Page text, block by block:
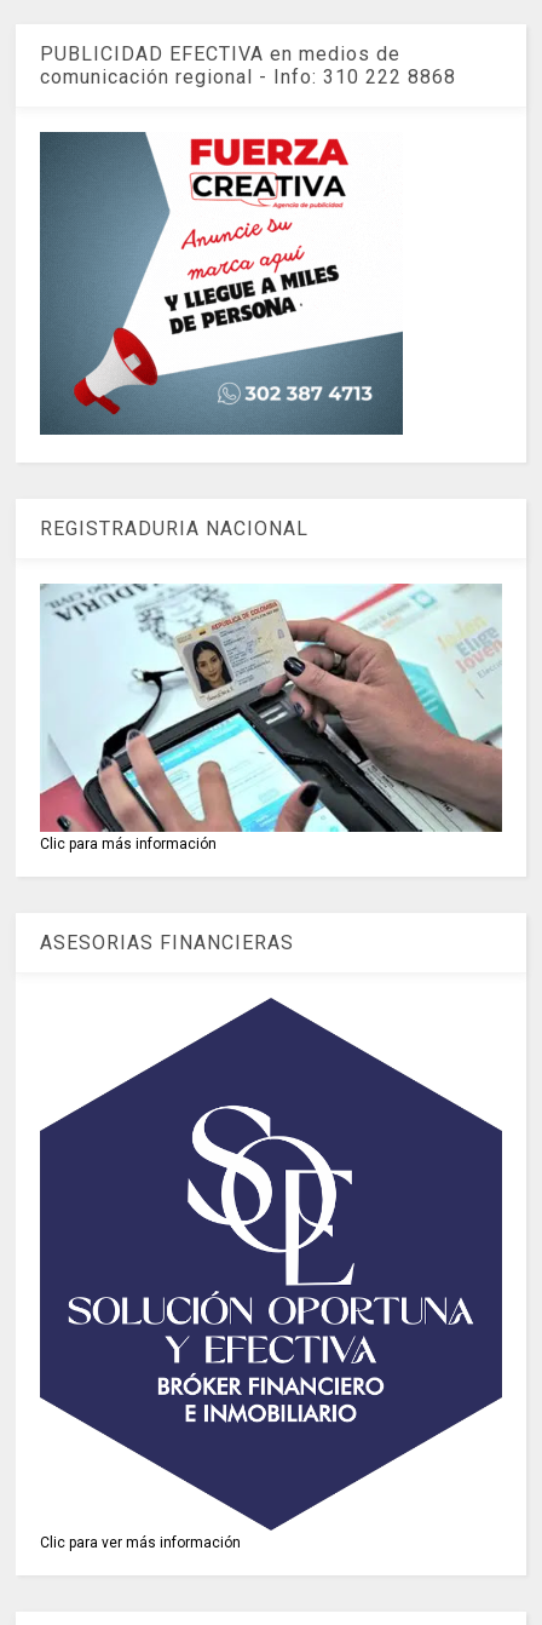
PUBLICIDAD EFECTIVA en medios de
comunicación regional - Info: 310 222 8868
REGISTRADURIA NACIONAL
Clic para más información
ASESORIAS FINANCIERAS
Clic para ver más información